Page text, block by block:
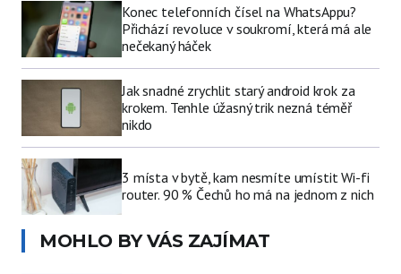
Konec telefonních čísel na WhatsAppu?
Přichází revoluce v soukromí, která má ale
nečekaný háček
Jak snadné zrychlit starý android krok za
krokem. Tenhle úžasný trik nezná téměř
nikdo
3 místa v bytě, kam nesmíte umístit Wi-fi
router. 90 % Čechů ho má na jednom z nich
MOHLO BY VÁS ZAJÍMAT